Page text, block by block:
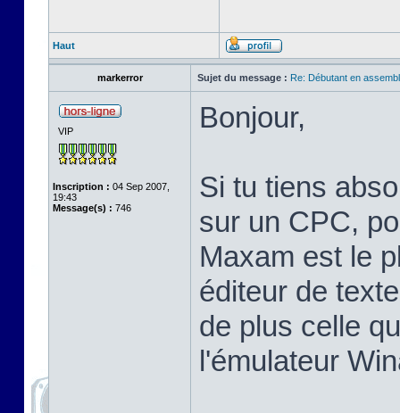
Haut
markerror Sujet du message : Re: Débutant en
VIP
Inscription : 04 Sep 2007,
19:43
Message(s) : 746
Bonjour,
Si tu tiens
sur un CPC,
Maxam est le
éditeur de
de plus celle
l'émulateur